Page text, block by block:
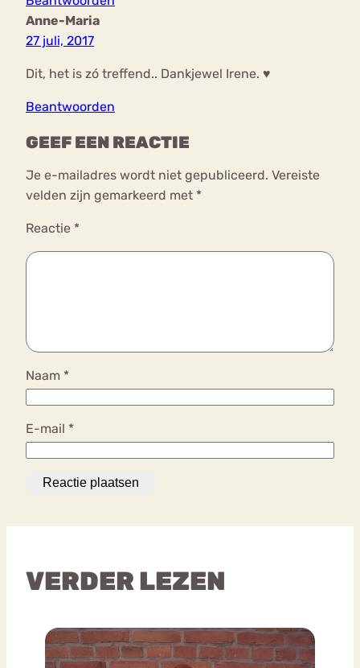
Anne-Maria
27 juli, 2017
Dit, het is zó treffend.. Dankjewel Irene. ♥
Beantwoorden
GEEF EEN REACTIE
Je e-mailadres wordt niet gepubliceerd. Vereiste
velden zijn gemarkeerd met *
Reactie *
Naam *
E-mail *
VERDER LEZEN